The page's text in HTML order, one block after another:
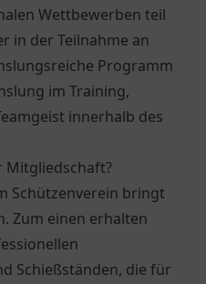
Wettbewerben teil
in der Teilnahme an
Programm
im Training,
innerhalb des
Mitgliedschaft?
Schützenverein bringt
Zum einen erhalten
Schießständen, die für